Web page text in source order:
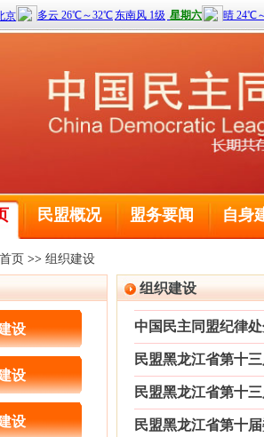
民盟概况 盟务要闻 自身
中央关于学习贯彻十四届全国人大二次会议和全国政
哈尔滨工业大学委员会主委刘京获得国际建筑性能模
黑龙江省委会主委钱福永当选黑龙江省政协副主席
黑龙江省信息中心委员会主委陈霖任鸡西市副市长
中央关于开展“不忘合作初心，继续携手前进”主题
中央关于学习贯彻十三届全国人大二次会议和全国政
！2名黑龙江盟员荣获全国三八红旗手称号
前2%顶尖科学家榜单公布 民盟哈尔滨工程大学委
中央关于学习贯彻十四届全国人大二次会议和全国政
哈尔滨工业大学委员会主委刘京获得国际建筑性能模
黑龙江省委会主委钱福永当选黑龙江省政协副主席
黑龙江省信息中心委员会主委陈霖任鸡西市副市长
首页 >> 组织建设
设
设
设
组织建设
中国民主同盟纪律
民盟黑龙江省第十
民盟黑龙江省第十
民盟黑龙江省第十